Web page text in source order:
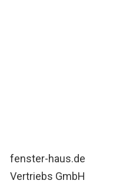
fenster-haus.de
Vertriebs GmbH